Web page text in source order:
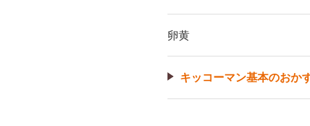
卵黄
キッコーマン基本のおか